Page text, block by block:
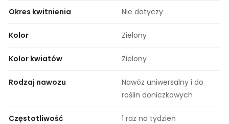
Okres kwitnienia Nie dotyczy
Kolor Zielony
Kolor kwiatów Zielony
Rodzaj nawozu
Nawóz uniwersalny i do
roślin doniczkowych
Częstotliwość
1 raz na tydzień